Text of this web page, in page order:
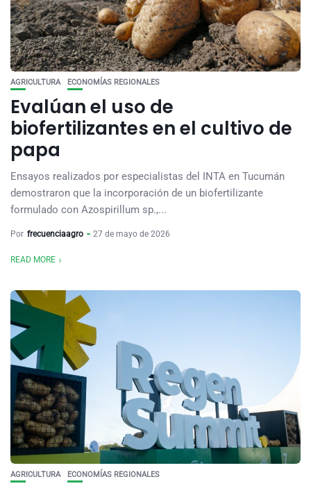
AGRICULTURA ECONOMÍAS REGIONALES
Evalúan el uso de
biofertilizantes en el cultivo de
papa
Ensayos realizados por especialistas del INTA en Tucumán
demostraron que la incorporación de un biofertilizante
formulado con Azospirillum sp.,...
Por frecuenciaagro 27 de mayo de 2026
READ MORE
AGRICULTURA ECONOMÍAS REGIONALES